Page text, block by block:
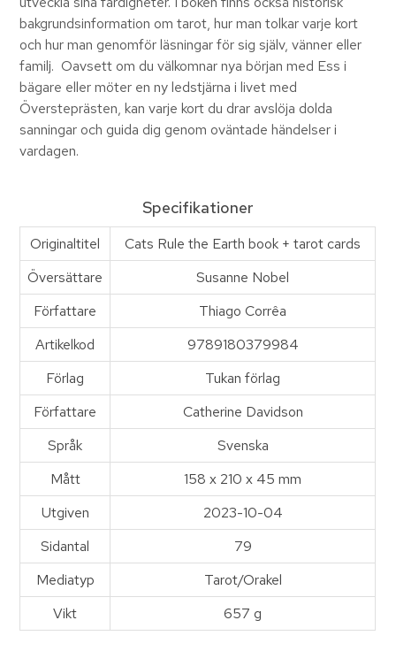
bakgrundsinformation om tarot, hur man tolkar varje kort
och hur man genomför läsningar för sig själv, vänner eller
familj. Oavsett om du välkomnar nya början med Ess i
bägare eller möter en ny ledstjärna i livet med
Översteprästen, kan varje kort du drar avslöja dolda
sanningar och guida dig genom oväntade händelser i
vardagen.
Specifikationer
Originaltitel
Cats Rule the Earth book + tarot cards
Översättare
Susanne Nobel
Författare
Thiago Corrêa
Artikelkod
9789180379984
Förlag
Tukan förlag
Författare
Catherine Davidson
Språk
Svenska
Mått
158 x 210 x 45 mm
Utgiven
2023-10-04
Sidantal
79
Mediatyp
Tarot/Orakel
Vikt
657 g